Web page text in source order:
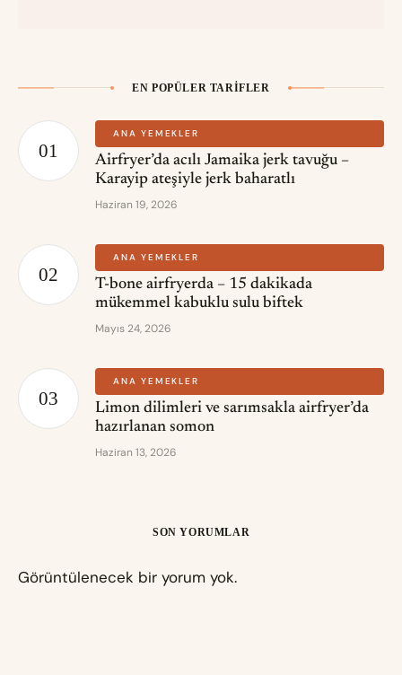
EN POPÜLER TARIFLER
ANA YEMEKLER
Airfryer’da acılı Jamaika jerk tavuğu –
Karayip ateşiyle jerk baharatlı
Haziran 19, 2026
ANA YEMEKLER
T-bone airfryerda – 15 dakikada
mükemmel kabuklu sulu biftek
Mayıs 24, 2026
ANA YEMEKLER
Limon dilimleri ve sarımsakla airfryer’da
hazırlanan somon
Haziran 13, 2026
SON YORUMLAR
Görüntülenecek bir yorum yok.